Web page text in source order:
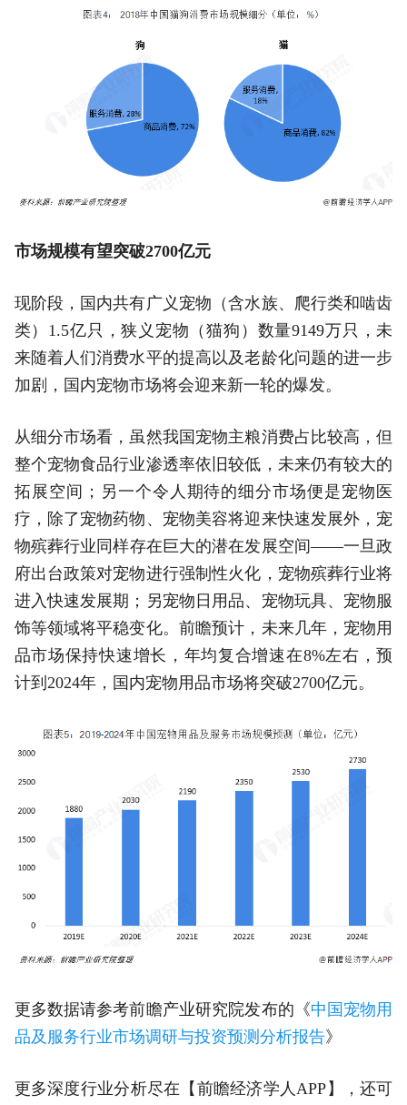
市场规模有望突破2700亿元
现阶段，国内共有广义宠物（含水族、爬行类和啮齿
类）1.5亿只，狭义宠物（猫狗）数量9149万只，未
来随着人们消费水平的提高以及老龄化问题的进一步
加剧，国内宠物市场将会迎来新一轮的爆发。
从细分市场看，虽然我国宠物主粮消费占比较高，但
整个宠物食品行业渗透率依旧较低，未来仍有较大的
拓展空间；另一个令人期待的细分市场便是宠物医
疗，除了宠物药物、宠物美容将迎来快速发展外，宠
物殡葬行业同样存在巨大的潜在发展空间——一旦政
府出台政策对宠物进行强制性火化，宠物殡葬行业将
进入快速发展期；另宠物日用品、宠物玩具、宠物服
饰等领域将平稳变化。前瞻预计，未来几年，宠物用
品市场保持快速增长，年均复合增速在8%左右，预
计到2024年，国内宠物用品市场将突破2700亿元。
更多数据请参考前瞻产业研究院发布的《中国宠物用
品及服务行业市场调研与投资预测分析报告》
更多深度行业分析尽在【前瞻经济学人APP】，还可